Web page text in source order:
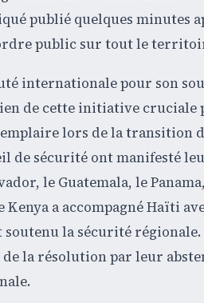
publié quelques minutes
public sur tout le
internationale pour son
de cette initiative cruciale
lors de la transition
de sécurité ont manifesté
le Guatemala, le
a accompagné Haïti
soutenu la sécurité
de la résolution par leur